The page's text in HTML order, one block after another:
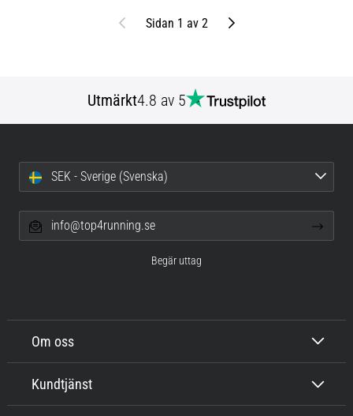
Föregående
Sidan 1 av 2 Nästa
Utmärkt4.8 av 5
Om oss
Kundtjänst
SEK - Sverige (Svenska)
info@top4running.se
Begär uttag